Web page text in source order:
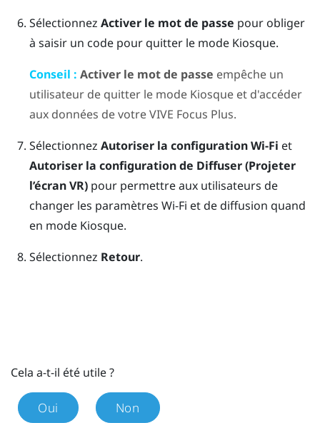
Sélectionnez Activer le mot de passe pour obliger
à saisir un code pour quitter le mode Kiosque.
Conseil : Activer le mot de passe empêche un
utilisateur de quitter le mode Kiosqueet d'accéder
aux données de votreVIVE Focus Plus.
Sélectionnez Autoriser la configuration Wi-Fi et
Autoriser la configuration de Diffuser (Projeter
l’écran VR)pour permettre aux utilisateurs de
changer les paramètres Wi-Fi et de diffusion quand
en mode Kiosque.
Sélectionnez Retour.
Cela a-t-il été utile ?
Oui Non